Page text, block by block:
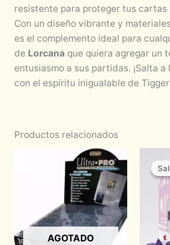
resistente para proteger tus cartas
Con un diseño vibrante y
es el complemento ideal para
de Lorcana que quiera agregar un
entusiasmo a sus partidas. ¡Salta
con el espíritu inigualable de
Productos relacionados
AGOTADO